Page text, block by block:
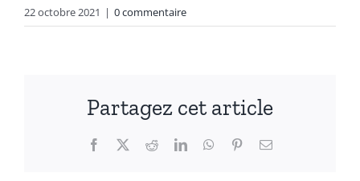
22 octobre 2021 | 0 commentaire
Partagez cet article
Facebook RedditLinkedInWhatsApp
PinterestEmail